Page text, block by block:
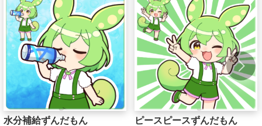
水分補給ずんだもん ピースピースずんだもん